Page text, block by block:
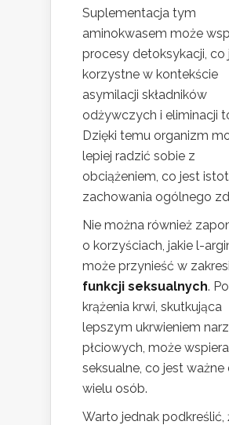
Suplementacja tym
aminokwasem może
procesy detoksykacji, co
korzystne w kontekście
asymilacji składników
odżywczych i eliminacji
Dzięki temu organizm
lepiej radzić sobie z
obciążeniem, co jest
zachowania ogólnego
Nie można również
o korzyściach, jakie l-
może przynieść w
funkcji seksualnych.
krążenia krwi, skutkująca
lepszym ukrwieniem
płciowych, może
seksualne, co jest ważne
wielu osób.
Warto jednak podkreślić,